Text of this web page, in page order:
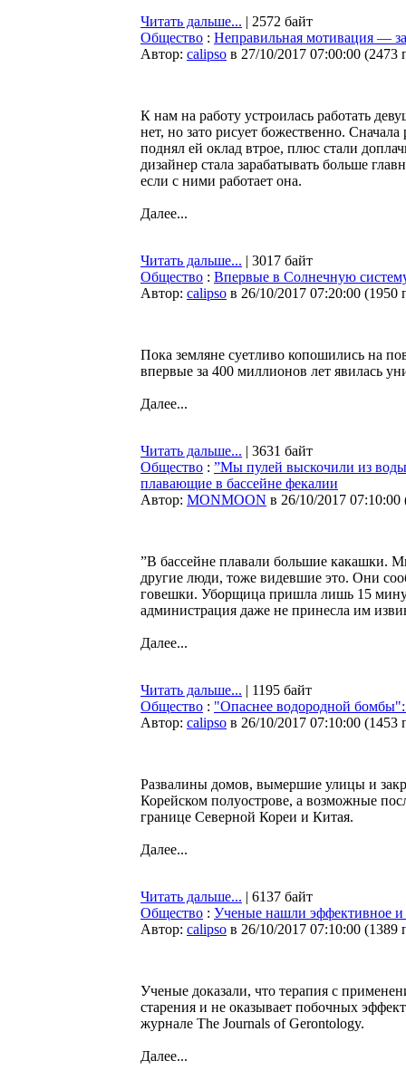
Читать дальше... | 2572 байт
Общество : Неправильная мотивация —
Автор: calipso в 27/10/2017 07:00:00 (2473
К нам на работу устроилась работать
нет, но зато рисует божественно.
поднял ей оклад втрое, плюс стали
дизайнер стала зарабатывать больше
если с ними работает она.
Далее...
Читать дальше... | 3017 байт
Общество : Впервые в Солнечную
Автор: calipso в 26/10/2017 07:20:00 (1950
Пока земляне суетливо копошились на
впервые за 400 миллионов лет явилась
Далее...
Читать дальше... | 3631 байт
Общество : ”Мы пулей выскочили из
плавающие в бассейне фекалии
Автор: MONMOON в 26/10/2017 07:10:00
”В бассейне плавали большие какашки.
другие люди, тоже видевшие это. Они
говешки. Уборщица пришла лишь 15
администрация даже не принесла им
Далее...
Читать дальше... | 1195 байт
Общество : "Опаснее водородной бомбы":
Автор: calipso в 26/10/2017 07:10:00 (1453
Развалины домов, вымершие улицы и
Корейском полуострове, а возможные
границе Северной Кореи и Китая.
Далее...
Читать дальше... | 6137 байт
Общество : Ученые нашли эффективное и
Автор: calipso в 26/10/2017 07:10:00 (1389
Ученые доказали, что терапия с
старения и не оказывает побочных
журнале The Journals of Gerontology.
Далее...